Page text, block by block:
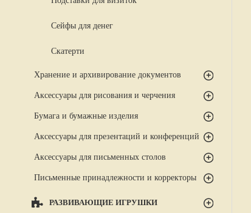
Сейфы для денег
Скатерти
Хранение и архивирование документов
Аксессуары для рисования и черчения
Бумага и бумажные изделия
Аксессуары для презентаций и конференций
Аксессуары для письменных столов
Письменные принадлежности и корректоры
РАЗВИВАЮЩИЕ ИГРУШКИ